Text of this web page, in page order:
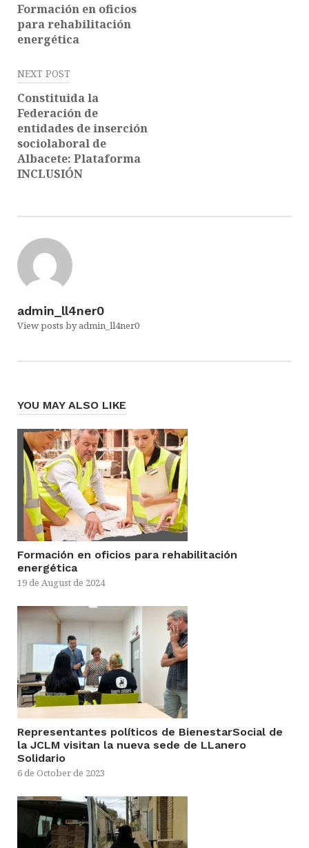
Formación en oficios
para rehabilitación
energética
NEXT POST
Constituida la
Federación de
entidades de inserción
sociolaboral de
Albacete: Plataforma
INCLUSIÓN
admin_ll4ner0
View posts by admin_ll4ner0
YOU MAY ALSO LIKE
Formación en oficios para rehabilitación
energética
19 de August de 2024
Representantes políticos de BienestarSocial de
la JCLM visitan la nueva sede de LLanero
Solidario
6 de October de 2023